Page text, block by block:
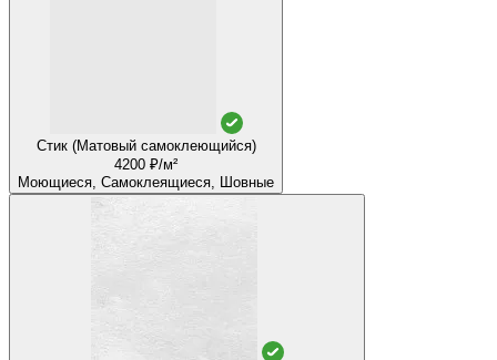
Стик (Матовый самоклеющийся)
4200 ₽/м²
Моющиеся, Самоклеящиеся, Шовные